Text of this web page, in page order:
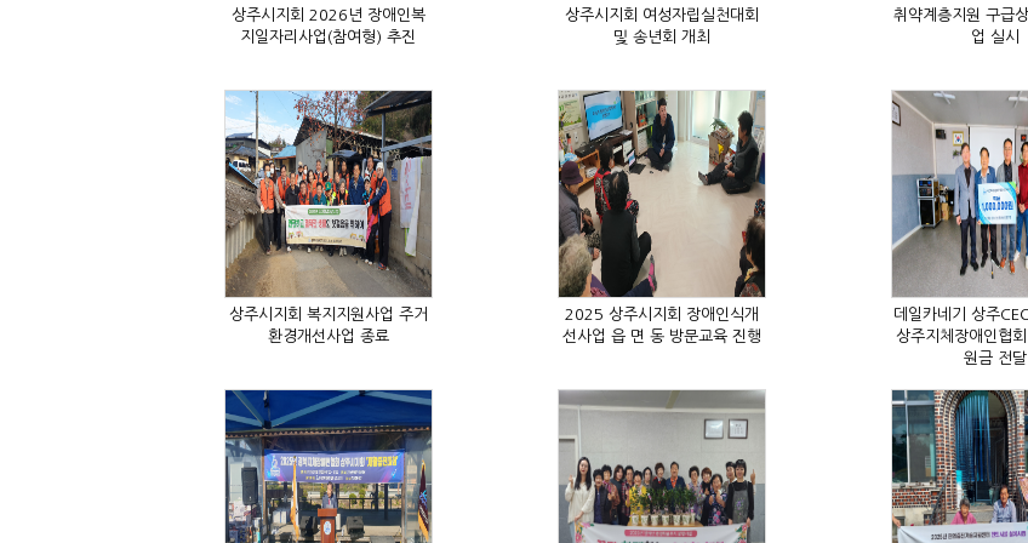
지일자리사업(참여형) 추진 및 송년회 개최
업 실시
환경개선사업 종료
선사업 읍 면 동 방문교육 진행
원금 전달